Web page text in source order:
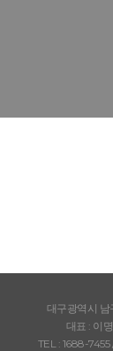
대구광역시 남
대표 : 이
TEL : 1688-7455